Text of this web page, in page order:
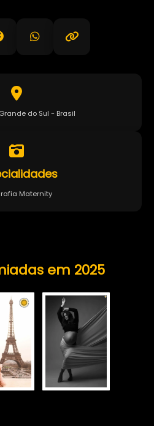
do Sul - Brasil
Maternity
em 2025